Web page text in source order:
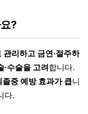
?
관리하고 금연·절주하
·수술을 고려합니다.
중 예방 효과가 큽니
다.